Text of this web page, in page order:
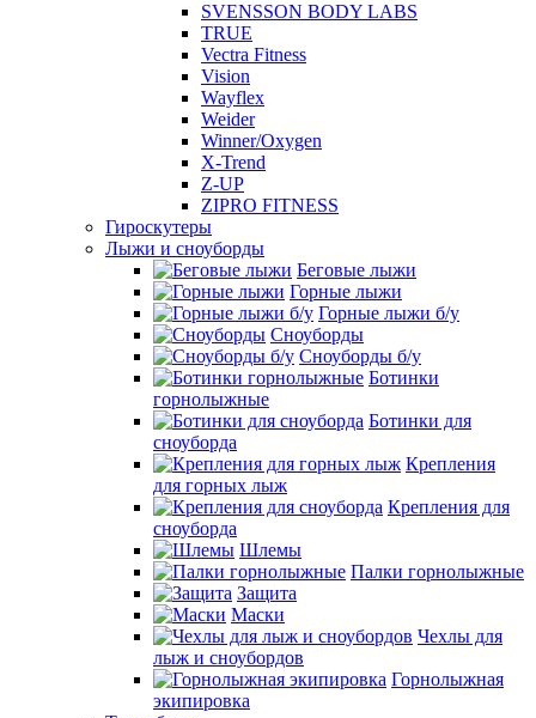
SVENSSON BODY LABS
TRUE
Vectra Fitness
Vision
Wayflex
Weider
Winner/Oxygen
X-Trend
Z-UP
ZIPRO FITNESS
Гироскутеры
Лыжи и сноуборды
Беговые лыжи
Горные лыжи
Горные лыжи б/у
Сноуборды
Сноуборды б/у
Ботинки
горнолыжные
Ботинки для
сноуборда
Крепления
для горных лыж
Крепления для
сноуборда
Шлемы
Палки горнолыжные
Защита
Маски
Чехлы для
лыж и сноубордов
Горнолыжная
экипировка